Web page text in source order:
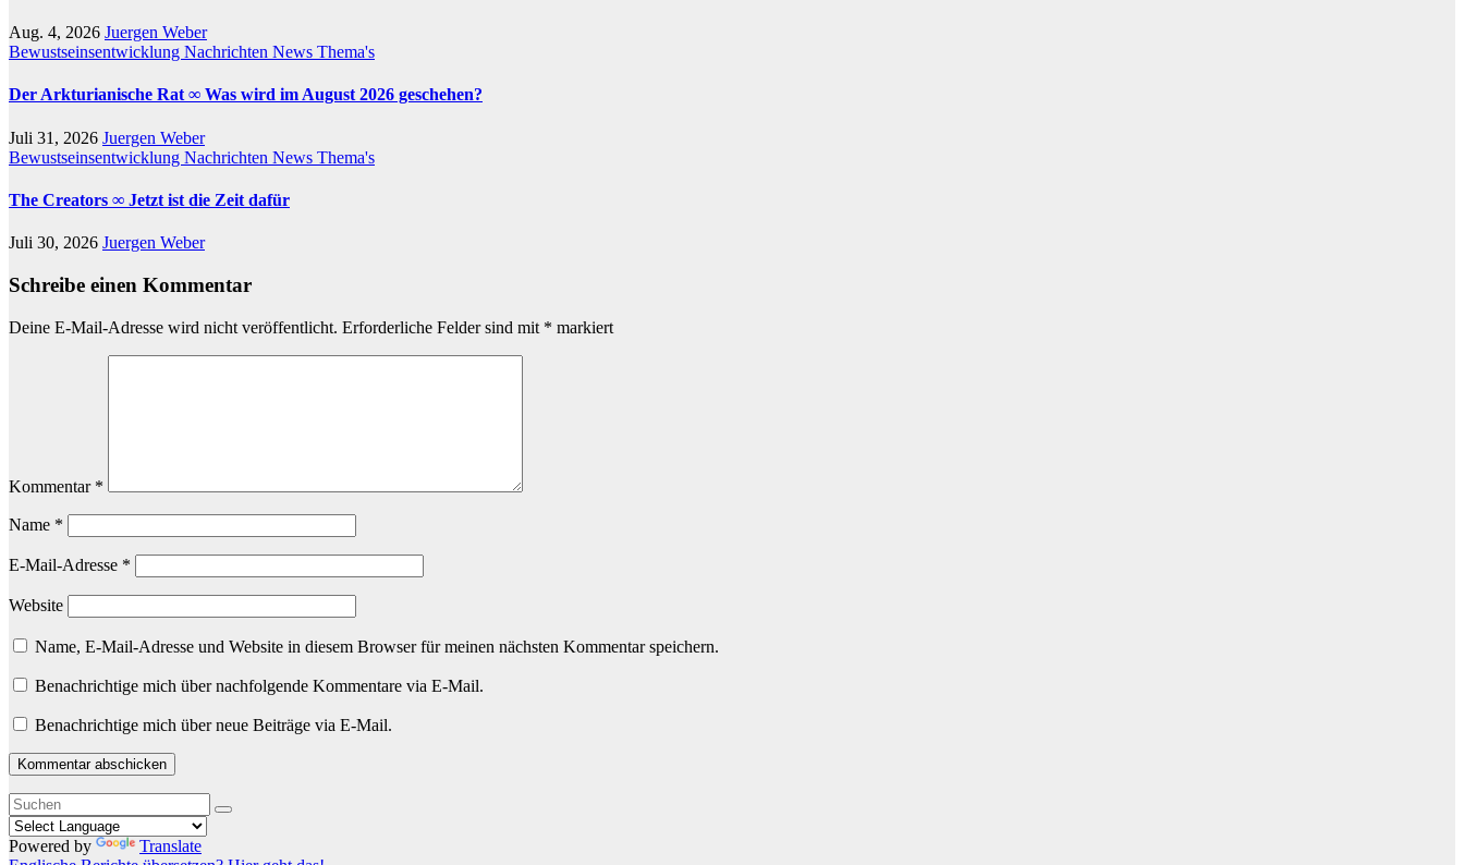
Aug. 4, 2026 Juergen Weber
Bewustseinsentwicklung Nachrichten News Thema's
Der Arkturianische Rat ∞ Was wird im August 2026 geschehen?
Juli 31, 2026 Juergen Weber
Bewustseinsentwicklung Nachrichten News Thema's
The Creators ∞ Jetzt ist die Zeit dafür
Juli 30, 2026 Juergen Weber
Schreibe einen Kommentar
Deine E-Mail-Adresse wird nicht veröffentlicht. Erforderliche Felder sind mit * markiert
Kommentar *
Name *
E-Mail-Adresse *
Website
Name, E-Mail-Adresse und Website in diesem Browser für meinen nächsten Kommentar speichern.
Benachrichtige mich über nachfolgende Kommentare via E-Mail.
Benachrichtige mich über neue Beiträge via E-Mail.
Powered by
Translate